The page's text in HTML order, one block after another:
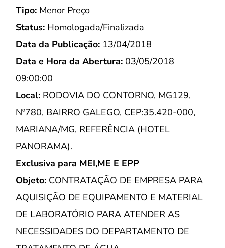
Tipo: Menor Preço
Status: Homologada/Finalizada
Data da Publicação: 13/04/2018
Data e Hora da Abertura: 03/05/2018
09:00:00
Local: RODOVIA DO CONTORNO, MG129,
Nº780, BAIRRO GALEGO, CEP:35.420-000,
MARIANA/MG, REFERÊNCIA (HOTEL
PANORAMA).
Exclusiva para MEI,ME E EPP
Objeto: CONTRATAÇÃO DE EMPRESA PARA
AQUISIÇÃO DE EQUIPAMENTO E MATERIAL
DE LABORATÓRIO PARA ATENDER AS
NECESSIDADES DO DEPARTAMENTO DE